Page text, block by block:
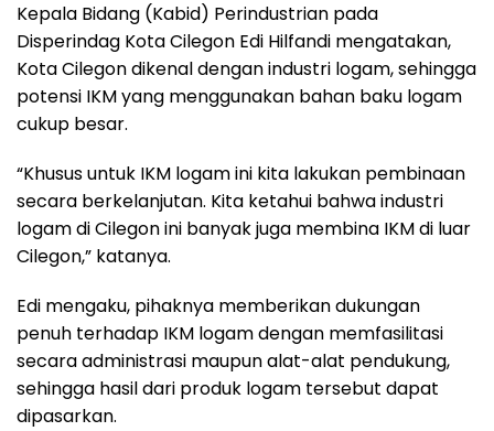
Kepala Bidang (Kabid) Perindustrian pada
Disperindag Kota Cilegon Edi Hilfandi mengatakan,
Kota Cilegon dikenal dengan industri logam, sehingga
potensi IKM yang menggunakan bahan baku logam
cukup besar.
“Khusus untuk IKM logam ini kita lakukan pembinaan
secara berkelanjutan. Kita ketahui bahwa industri
logam di Cilegon ini banyak juga membina IKM di luar
Cilegon,” katanya.
Edi mengaku, pihaknya memberikan dukungan
penuh terhadap IKM logam dengan memfasilitasi
secara administrasi maupun alat-alat pendukung,
sehingga hasil dari produk logam tersebut dapat
dipasarkan.